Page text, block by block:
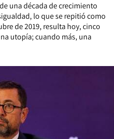
una década de crecimiento
lo que se repitió como
de 2019, resulta hoy, cinco
utopía; cuando más, una